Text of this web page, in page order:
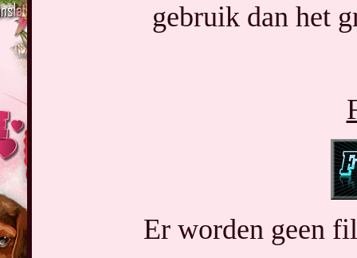
gebruik dan het
Er worden geen